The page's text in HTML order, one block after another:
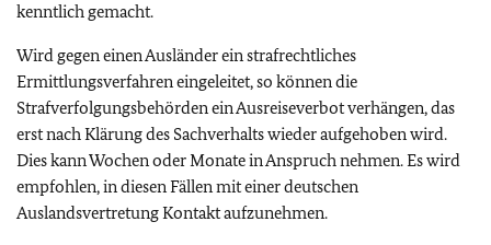
kenntlich gemacht.
Wird gegen einen Ausländer ein strafrechtliches
Ermittlungsverfahren eingeleitet, so können die
Strafverfolgungsbehörden ein Ausreiseverbot verhängen, das
erst nach Klärung des Sachverhalts wieder aufgehoben wird.
Dies kann Wochen oder Monate in Anspruch nehmen. Es wird
empfohlen, in diesen Fällen mit einer deutschen
Auslandsvertretung Kontakt aufzunehmen.